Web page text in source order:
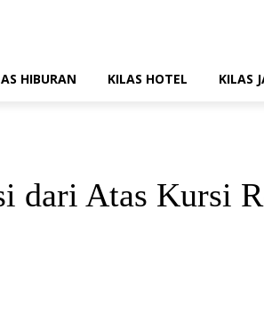
HIBURAN KILAS HOTEL KILAS
Atas Kursi